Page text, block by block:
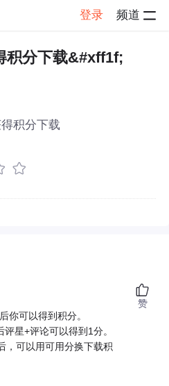
登录 频道
详情
积分下载&#xff1f;
积分下载
你可以得到积分。
星+评论可以得到1分。
，可以用可用分换下载积
赞